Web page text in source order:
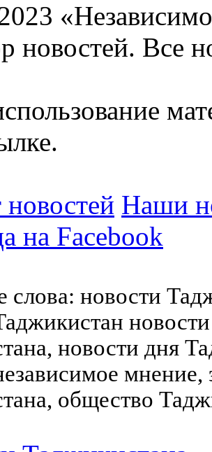
новостей. Все
Наши
на Facebook
новости
новости дня
общество